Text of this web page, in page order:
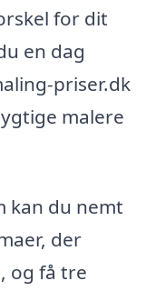
for dit
en dag
priser.dk
malere
kan du nemt
der
og få tre